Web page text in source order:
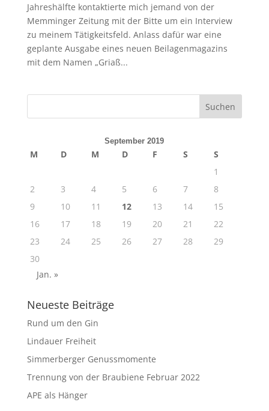
Jahreshälfte kontaktierte mich jemand von der
Memminger Zeitung mit der Bitte um ein Interview
zu meinem Tätigkeitsfeld. Anlass dafür war eine
geplante Ausgabe eines neuen Beilagenmagazins
mit dem Namen „Griaß...
September 2019
M D M D F S
S
1
2
3 4 5 6 7
8
9
10 11 12 13 14
15
16
17 18 19 20 21
22
23
24 25 26 27 28
29
30
Jan. »
Neueste Beiträge
Rund um den Gin
Lindauer Freiheit
Simmerberger Genussmomente
Trennung von der Braubiene Februar 2022
APE als Hänger